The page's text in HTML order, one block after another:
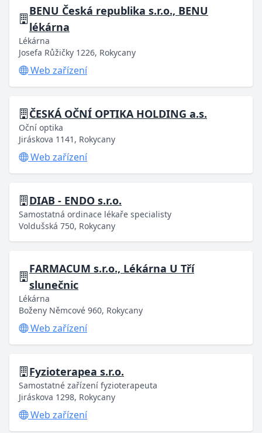
BENU Česká republika s.r.o., BENU
lékárna
Lékárna
Josefa Růžičky 1226, Rokycany
Web zařízení
ČESKÁ OČNÍ OPTIKA HOLDING a.s.
Oční optika
Jiráskova 1141, Rokycany
Web zařízení
DIAB - ENDO s.r.o.
Samostatná ordinace lékaře specialisty
Voldušská 750, Rokycany
FARMACUM s.r.o., Lékárna U Tří
slunečnic
Lékárna
Boženy Němcové 960, Rokycany
Web zařízení
Fyzioterapea s.r.o.
Samostatné zařízení fyzioterapeuta
Jiráskova 1298, Rokycany
Web zařízení